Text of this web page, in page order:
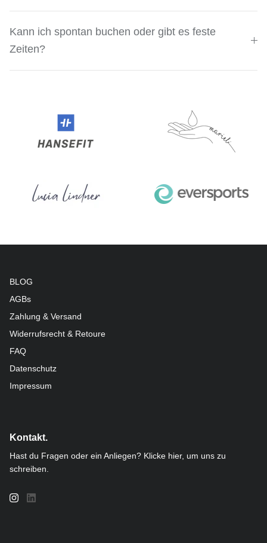
Kann ich spontan buchen oder gibt es feste
Zeiten?
BLOG
AGBs
Zahlung & Versand
Widerrufsrecht & Retoure
FAQ
Datenschutz
Impressum
Kontakt.
Hast du Fragen oder ein Anliegen? Klicke hier, um uns zu
schreiben.